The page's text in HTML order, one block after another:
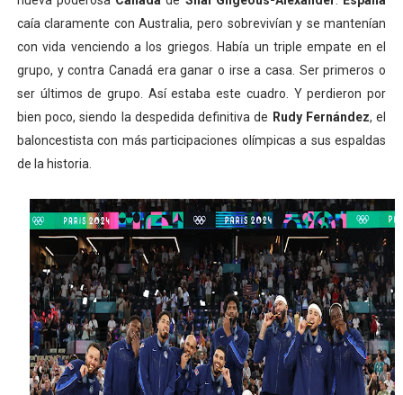
caía claramente con Australia, pero sobrevivían y se mantenían
con vida venciendo a los griegos. Había un triple empate en el
grupo, y contra Canadá era ganar o irse a casa. Ser primeros o
ser últimos de grupo. Así estaba este cuadro. Y perdieron por
bien poco, siendo la despedida definitiva de Rudy Fernández, el
baloncestista con más participaciones olímpicas a sus espaldas
de la historia.